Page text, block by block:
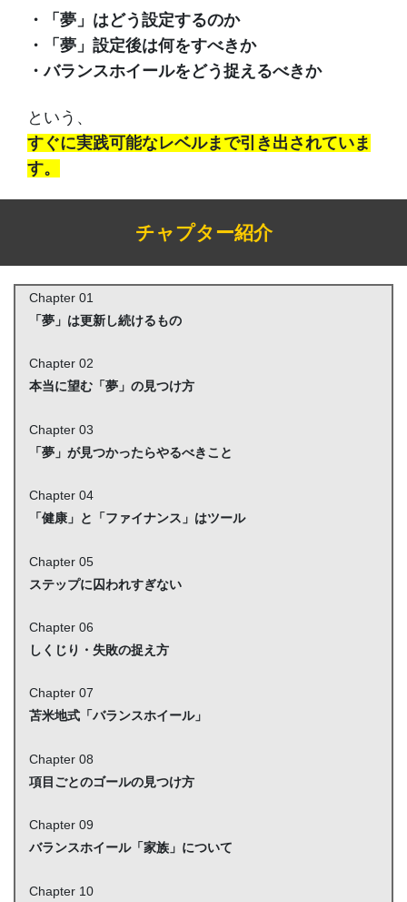
・「夢」はどう設定するのか
・「夢」設定後は何をすべきか
・バランスホイールをどう捉えるべきか
という、
すぐに実践可能なレベルまで引き出されていま
す。
チャプター紹介
Chapter 01
「夢」は更新し続けるもの
Chapter 02
本当に望む「夢」の見つけ方
Chapter 03
「夢」が見つかったらやるべきこと
Chapter 04
「健康」と「ファイナンス」はツール
Chapter 05
ステップに囚われすぎない
Chapter 06
しくじり・失敗の捉え方
Chapter 07
苫米地式「バランスホイール」
Chapter 08
項目ごとのゴールの見つけ方
Chapter 09
バランスホイール「家族」について
Chapter 10